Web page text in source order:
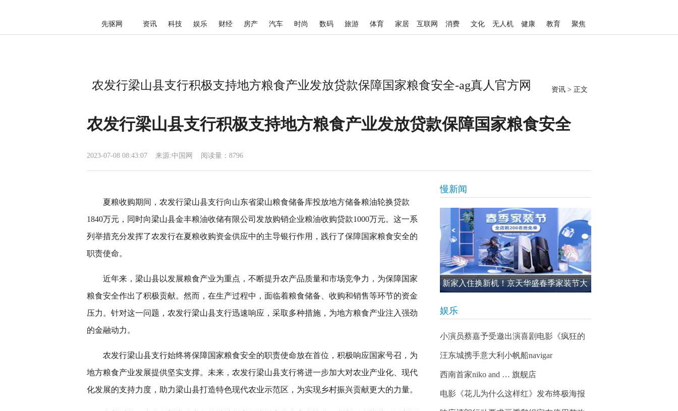
先驱网 资讯 科技 娱乐 财经 房产 汽车 时尚 数码 旅游 体育 家居 互联网 消费 文化 无人机 健康 教育 聚焦
农发行梁山县支行积极支持地方粮食产业发放贷款保障国家粮食安全-ag真人官方网 资讯 > 正文
农发行梁山县支行积极支持地方粮食产业发放贷款保障国家粮食安全
2023-07-08 08:43:07 来源:中国网 阅读量：8796
夏粮收购期间，农发行梁山县支行向山东省梁山粮食储备库投放地方储备粮油轮换贷款
1840万元，同时向梁山县金丰粮油收储有限公司发放购销企业粮油收购贷款1000万元。这一系
列举措充分发挥了农发行在夏粮收购资金供应中的主导银行作用，践行了保障国家粮食安全的
职责使命。
近年来，梁山县以发展粮食产业为重点，不断提升农产品质量和市场竞争力，为保障国家
粮食安全作出了积极贡献。然而，在生产过程中，面临着粮食储备、收购和销售等环节的资金
压力。针对这一问题，农发行梁山县支行迅速响应，采取多种措施，为地方粮食产业注入强劲
的金融动力。
农发行梁山县支行始终将保障国家粮食安全的职责使命放在首位，积极响应国家号召，为
地方粮食产业发展提供坚实支撑。未来，农发行梁山县支行将进一步加大对农业产业化、现代
化发展的支持力度，助力梁山县打造特色现代农业示范区，为实现乡村振兴贡献更大的力量。
慢新闻
新家入住换新机！京天华盛春季家装节大
娱乐
小演员蔡嘉予受邀出演喜剧电影《疯狂的
汪东城携手意大利小帆船navigar
西南首家niko and … 旗舰店
电影《花儿为什么这样红》发布终极海报